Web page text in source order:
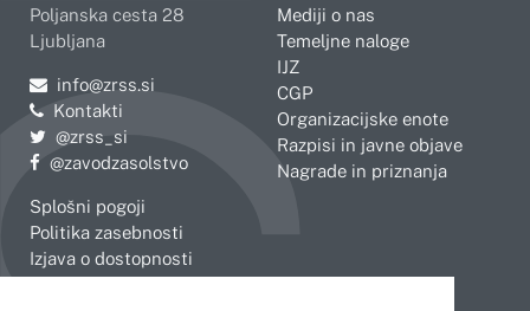
Poljanska cesta 28
Ljubljana
Pošljite e-mail na
info@zrss.si
Kontakti
Pojdite na Twitter:
@zrss_si
Pojdite na Facebook:
@zavodzasolstvo
Splošni pogoji
Politika zasebnosti
Izjava o dostopnosti
Mediji o nas
Temeljne naloge
IJZ
CGP
Organizacijske enote
Razpisi in javne objave
Nagrade in priznanja